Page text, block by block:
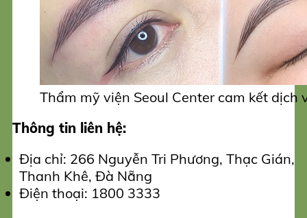
Thẩm mỹ viện Seoul Center cam kết dịch
Thông tin liên hệ:
Địa chỉ: 266 Nguyễn Tri Phương, Thạc Gián,
Thanh Khê, Đà Nẵng
Điện thoại: 1800 3333